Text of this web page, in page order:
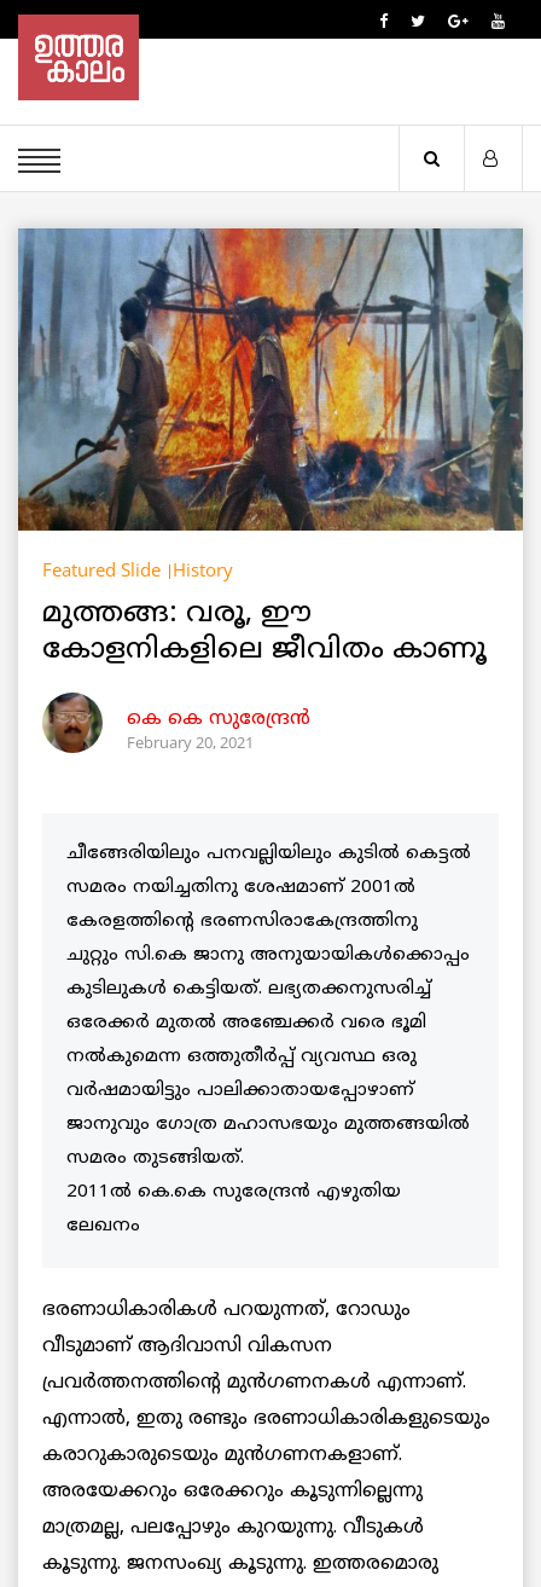
Featured Slide History
മുത്തങ്ങ: വരൂ, ഈ
കോളനികളിലെ ജീവിതം കാണൂ
കെ കെ സുരേന്ദ്രന്‍
February 20, 2021
ചീങ്ങേരിയിലും പനവല്ലിയിലും കുടില്‍ കെട്ടല്‍
സമരം നയിച്ചതിനു ശേഷമാണ്‌ 2001ല്‍
കേരളത്തിന്റെ ഭരണസിരാകേന്ദ്രത്തിനു
ചുറ്റും സി.കെ ജാനു അനുയായികൾക്കൊപ്പം
കുടിലുകള്‍ കെട്ടിയത്‌. ലഭ്യതക്കനുസരിച്ച്
ഒരേക്കർ മുതൽ അഞ്ചേക്കർ വരെ ഭൂമി
നൽകുമെന്ന ഒത്തുതീർപ്പ് വ്യവസ്ഥ ഒരു
വർഷമായിട്ടും പാലിക്കാതായപ്പോഴാണ്
ജാനുവും ഗോത്ര മഹാസഭയും മുത്തങ്ങയിൽ
സമരം തുടങ്ങിയത്.
2011ൽ കെ.കെ സുരേന്ദ്രൻ എഴുതിയ
ലേഖനം
ഭരണാധികാരികള്‍ പറയുന്നത്‌, റോഡും
വീടുമാണ്‌ ആദിവാസി വികസന
പ്രവര്‍ത്തനത്തിന്റെ മുന്‍ഗണനകൾ എന്നാണ്.
എന്നാൽ, ഇതു രണ്ടും ഭരണാധികാരികളുടെയും
കരാറുകാരുടെയും മുന്‍ഗണനകളാണ്‌.
അരയേക്കറും ഒരേക്കറും കൂടുന്നില്ലെന്നു
മാത്രമല്ല, പലപ്പോഴും കുറയുന്നു. വീടുകള്‍
കൂടുന്നു. ജനസംഖ്യ കൂടുന്നു. ഇത്തരമൊരു